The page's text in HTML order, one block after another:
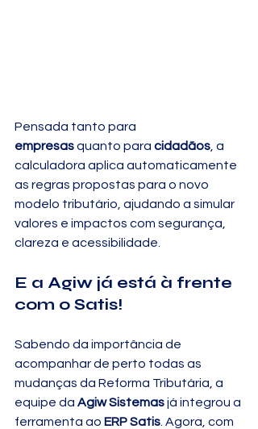
Pensada tanto para
empresas quanto para cidadãos , a
calculadora aplica automaticamente
as regras propostas para o novo
modelo tributário, ajudando a simular
valores e impactos com segurança,
clareza e acessibilidade.
E a Agiw já está à frente
com o Satis!
Sabendo da importância de
acompanhar de perto todas as
mudanças da Reforma Tributária, a
equipe da Agiw Sistemas já integrou a
ferramenta ao ERP Satis . Agora, com